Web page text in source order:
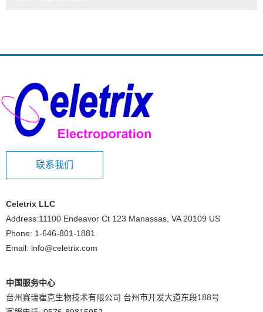
联系我们
Celetrix LLC
Address:11100 Endeavor Ct 123 Manassas, VA 20109 US
Phone: 1-646-801-1881
Email: info@celetrix.com
中国服务中心
台州赛瑞崔克生物技术有限公司 台州市开发大道东段188号